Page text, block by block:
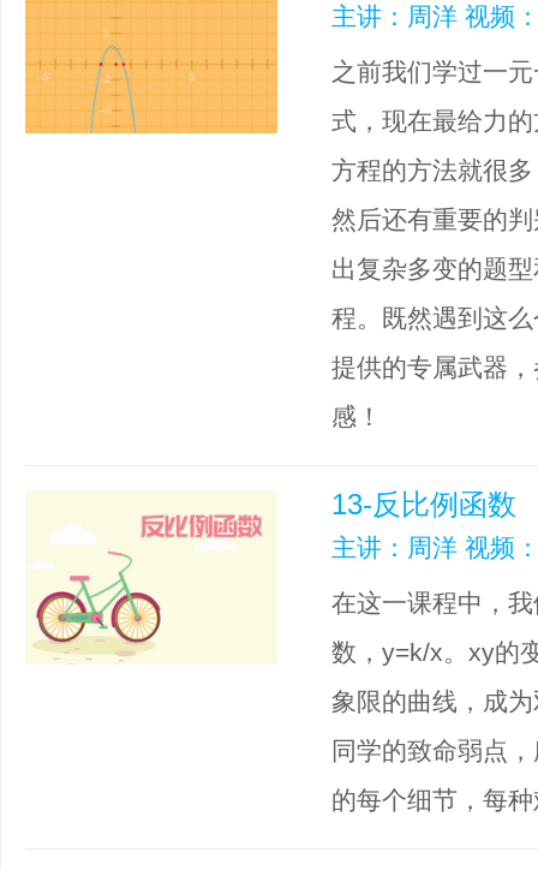
主讲：周洋 视频
之前我们学过一
式，现在最给力
方程的方法就很
然后还有重要的
出复杂多变的题
程。既然遇到这
提供的专属武器
感！
13-反比例函数
主讲：周洋 视频
在这一课程中，
数，y=k/x。xy的
象限的曲线，成
同学的致命弱点
的每个细节，每